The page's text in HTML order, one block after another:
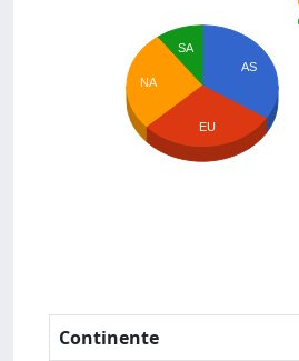
AS
SA
NA
EU
Continente